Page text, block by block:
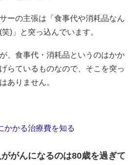
ーの主張は「食事代や消耗品なん
)」と突っ込んでいます。
、食事代・消耗品というのはかか
らているものなので、そこを突っ
ありません。
かかる治療費を知る
がんになるのは80歳を過ぎて